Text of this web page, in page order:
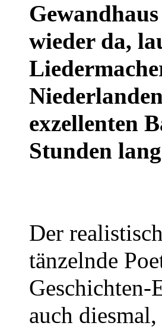
wieder da,
exzellenten
Stunden
Der
tänzelnde
Geschichten-
auch